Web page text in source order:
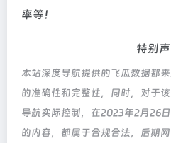
率等！
特别
本站深度导航提供的飞瓜数据都
的准确性和完整性，同时，对于
导航实际控制，在2023年2月26
的内容，都属于合规合法，后期